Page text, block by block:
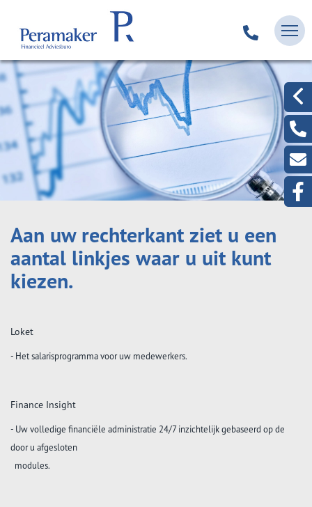
Aan uw rechterkant ziet u een
aantal linkjes waar u uit kunt
kiezen.
Loket
- Het salarisprogramma voor uw medewerkers.
Finance Insight
- Uw volledige financiële administratie 24/7 inzichtelijk gebaseerd op de
door u afgesloten
modules.